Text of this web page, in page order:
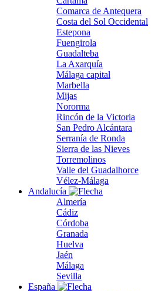
Comarca de Antequera
Costa del Sol Occidental
Estepona
Fuengirola
Guadalteba
La Axarquía
Málaga capital
Marbella
Mijas
Nororma
Rincón de la Victoria
San Pedro Alcántara
Serranía de Ronda
Sierra de las Nieves
Torremolinos
Valle del Guadalhorce
Vélez-Málaga
Andalucía
Almería
Cádiz
Córdoba
Granada
Huelva
Jaén
Málaga
Sevilla
España